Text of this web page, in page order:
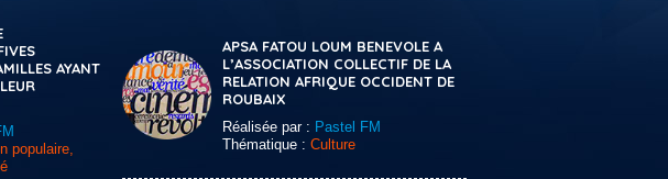
AYANT
populaire,
APSA FATOU LOUM BENEVOLE A
L’ASSOCIATION COLLECTIF DE LA
RELATION AFRIQUE OCCIDENT DE
ROUBAIX
Réalisée par : Pastel FM
Thématique : Culture